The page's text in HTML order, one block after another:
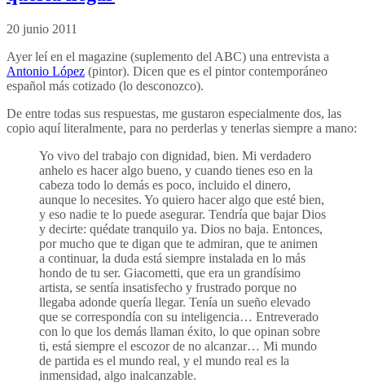
20 junio 2011
Ayer leí en el magazine (suplemento del ABC) una entrevista a
Antonio López (pintor). Dicen que es el pintor contemporáneo
español más cotizado (lo desconozco).
De entre todas sus respuestas, me gustaron especialmente dos, las
copio aquí literalmente, para no perderlas y tenerlas siempre a mano:
Yo vivo del trabajo con dignidad, bien. Mi verdadero
anhelo es hacer algo bueno, y cuando tienes eso en la
cabeza todo lo demás es poco, incluido el dinero,
aunque lo necesites. Yo quiero hacer algo que esté bien,
y eso nadie te lo puede asegurar. Tendría que bajar Dios
y decirte: quédate tranquilo ya. Dios no baja. Entonces,
por mucho que te digan que te admiran, que te animen
a continuar, la duda está siempre instalada en lo más
hondo de tu ser. Giacometti, que era un grandísimo
artista, se sentía insatisfecho y frustrado porque no
llegaba adonde quería llegar. Tenía un sueño elevado
que se correspondía con su inteligencia… Entreverado
con lo que los demás llaman éxito, lo que opinan sobre
ti, está siempre el escozor de no alcanzar… Mi mundo
de partida es el mundo real, y el mundo real es la
inmensidad, algo ­inalcanzable.